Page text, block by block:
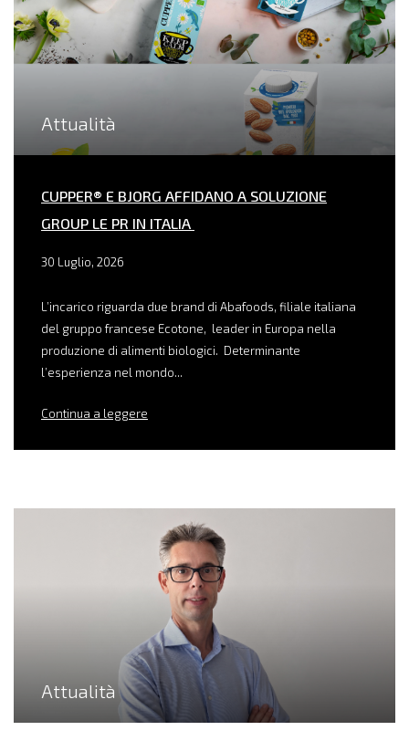
Attualità
CUPPER® E BJORG AFFIDANO A SOLUZIONE
GROUP LE PR IN ITALIA
30 Luglio, 2026
L’incarico riguarda due brand di Abafoods, filiale italiana
del gruppo francese Ecotone, leader in Europa nella
produzione di alimenti biologici. Determinante
l’esperienza nel mondo...
Continua a leggere
Attualità